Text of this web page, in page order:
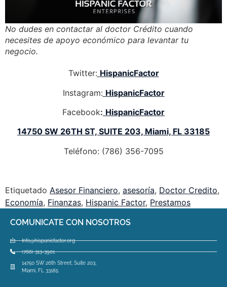
No dudes en contactar al doctor Crédito cuando
necesites de apoyo económico para levantar tu
negocio.
Twitter: HispanicFactor
Instagram: HispanicFactor
Facebook: HispanicFactor
14750 SW 26TH ST, SUITE 203, Miami, FL 33185
Teléfono: (786) 356-7095
Etiquetado Asesor Financiero, asesoría, Doctor Credito,
Economía, Finanzas, Hispanic Factor, Prestamos
COMUNICATE CON NOSOTROS
Info@hispanicfactor.org
(786) 313-3901
14750 SW 26th Street, Suite 203,
Miami, FL 33185